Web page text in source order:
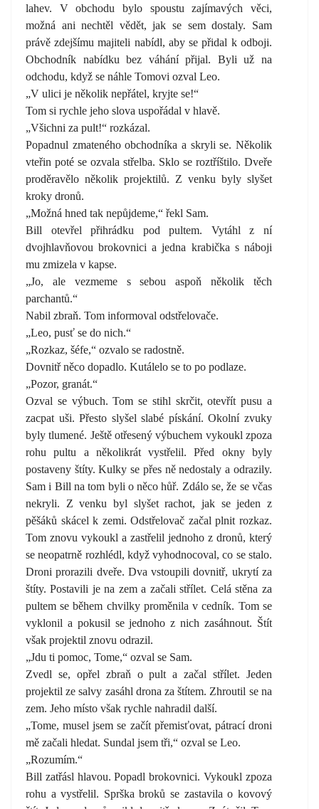
lahev. V obchodu bylo spoustu zajímavých věci,
možná ani nechtěl vědět, jak se sem dostaly. Sam
právě zdejšímu majiteli nabídl, aby se přidal k odboji.
Obchodník nabídku bez váhání přijal. Byli už na
odchodu, když se náhle Tomovi ozval Leo.
„V ulici je několik nepřátel, kryjte se!“
Tom si rychle jeho slova uspořádal v hlavě.
„Všichni za pult!“ rozkázal.
Popadnul zmateného obchodníka a skryli se. Několik
vteřin poté se ozvala střelba. Sklo se roztříštilo. Dveře
proděravělo několik projektilů. Z venku byly slyšet
kroky dronů.
„Možná hned tak nepůjdeme,“ řekl Sam.
Bill otevřel přihrádku pod pultem. Vytáhl z ní
dvojhlavňovou brokovnici a jedna krabička s náboji
mu zmizela v kapse.
„Jo, ale vezmeme s sebou aspoň několik těch
parchantů.“
Nabil zbraň. Tom informoval odstřelovače.
„Leo, pusť se do nich.“
„Rozkaz, šéfe,“ ozvalo se radostně.
Dovnitř něco dopadlo. Kutálelo se to po podlaze.
„Pozor, granát.“
Ozval se výbuch. Tom se stihl skrčit, otevřít pusu a
zacpat uši. Přesto slyšel slabé pískání. Okolní zvuky
byly tlumené. Ještě otřesený výbuchem vykoukl zpoza
rohu pultu a několikrát vystřelil. Před okny byly
postaveny štíty. Kulky se přes ně nedostaly a odrazily.
Sam i Bill na tom byli o něco hůř. Zdálo se, že se včas
nekryli. Z venku byl slyšet rachot, jak se jeden z
pěšáků skácel k zemi. Odstřelovač začal plnit rozkaz.
Tom znovu vykoukl a zastřelil jednoho z dronů, který
se neopatrně rozhlédl, když vyhodnocoval, co se stalo.
Droni prorazili dveře. Dva vstoupili dovnitř, ukrytí za
štíty. Postavili je na zem a začali střílet. Celá stěna za
pultem se během chvilky proměnila v cedník. Tom se
vyklonil a pokusil se jednoho z nich zasáhnout. Štít
však projektil znovu odrazil.
„Jdu ti pomoc, Tome,“ ozval se Sam.
Zvedl se, opřel zbraň o pult a začal střílet. Jeden
projektil ze salvy zasáhl drona za štítem. Zhroutil se na
zem. Jeho místo však rychle nahradil další.
„Tome, musel jsem se začít přemisťovat, pátrací droni
mě začali hledat. Sundal jsem tři,“ ozval se Leo.
„Rozumím.“
Bill zatřásl hlavou. Popadl brokovnici. Vykoukl zpoza
rohu a vystřelil. Sprška broků se zastavila o kovový